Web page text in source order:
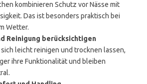
kombinieren Schutz vor Nässe mit
Das ist besonders praktisch bei
Wetter.
Reinigung berücksichtigen
sich leicht reinigen und trocknen lassen,
ihre Funktionalität und bleiben